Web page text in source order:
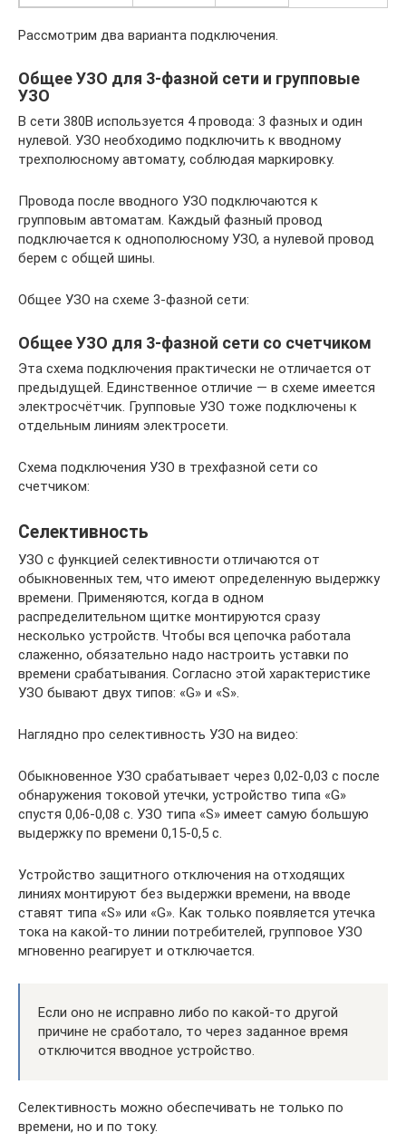
Рассмотрим два варианта подключения.
Общее УЗО для 3-фазной сети и групповые
УЗО
В сети 380В используется 4 провода: 3 фазных и один
нулевой. УЗО необходимо подключить к вводному
трехполюсному автомату, соблюдая маркировку.
Провода после вводного УЗО подключаются к
групповым автоматам. Каждый фазный провод
подключается к однополюсному УЗО, а нулевой провод
берем с общей шины.
Общее УЗО на схеме 3-фазной сети:
Общее УЗО для 3-фазной сети со счетчиком
Эта схема подключения практически не отличается от
предыдущей. Единственное отличие — в схеме имеется
электросчётчик. Групповые УЗО тоже подключены к
отдельным линиям электросети.
Схема подключения УЗО в трехфазной сети со
счетчиком:
Селективность
УЗО с функцией селективности отличаются от
обыкновенных тем, что имеют определенную выдержку
времени. Применяются, когда в одном
распределительном щитке монтируются сразу
несколько устройств. Чтобы вся цепочка работала
слаженно, обязательно надо настроить уставки по
времени срабатывания. Согласно этой характеристике
УЗО бывают двух типов: «G» и «S».
Наглядно про селективность УЗО на видео:
Обыкновенное УЗО срабатывает через 0,02-0,03 с после
обнаружения токовой утечки, устройство типа «G»
спустя 0,06-0,08 с. УЗО типа «S» имеет самую большую
выдержку по времени 0,15-0,5 с.
Устройство защитного отключения на отходящих
линиях монтируют без выдержки времени, на вводе
ставят типа «S» или «G». Как только появляется утечка
тока на какой-то линии потребителей, групповое УЗО
мгновенно реагирует и отключается.
Если оно не исправно либо по какой-то другой
причине не сработало, то через заданное время
отключится вводное устройство.
Селективность можно обеспечивать не только по
времени, но и по току.